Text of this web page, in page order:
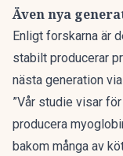
Även nya
Enligt forskarna är
stabilt producerar
nästa generation
”Vår studie visar
producera
bakom många av